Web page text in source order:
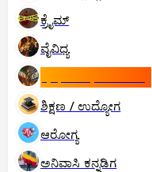
ಕ್ರೈಮ್
ವೈವಿಧ್ಯ
ಶಿಕ್ಷಣ / ಉದ್ಯೋಗ
ಆರೋಗ್ಯ
ಅನಿವಾಸಿ ಕನ್ನಡಿಗ